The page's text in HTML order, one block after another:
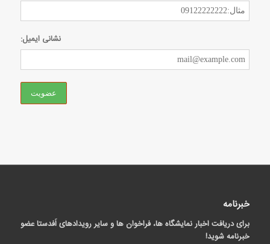
نشانی ایمیل:
خبرنامه
برای دریافت اخبار نمایشگاه ها، فراخوان ها و سایر رویدادهای اَفدستا عضو
خبرنامه شوید!